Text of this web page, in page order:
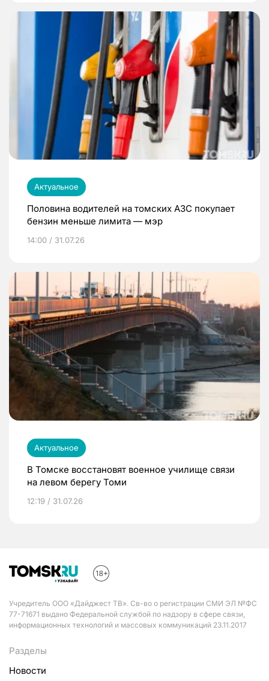
Актуальное
Половина водителей на томских АЗС покупает
бензин меньше лимита — мэр
14:00 / 31.07.26
Актуальное
В Томске восстановят военное училище связи
на левом берегу Томи
12:19 / 31.07.26
Учредитель ООО «Дайджест ТВ». Св-во о регистрации СМИ ЭЛ №ФС
77-71671 выдано Федеральной службой по надзору в сфере связи,
информационных технологий и массовых коммуникаций 23.11.2017
Разделы
Новости